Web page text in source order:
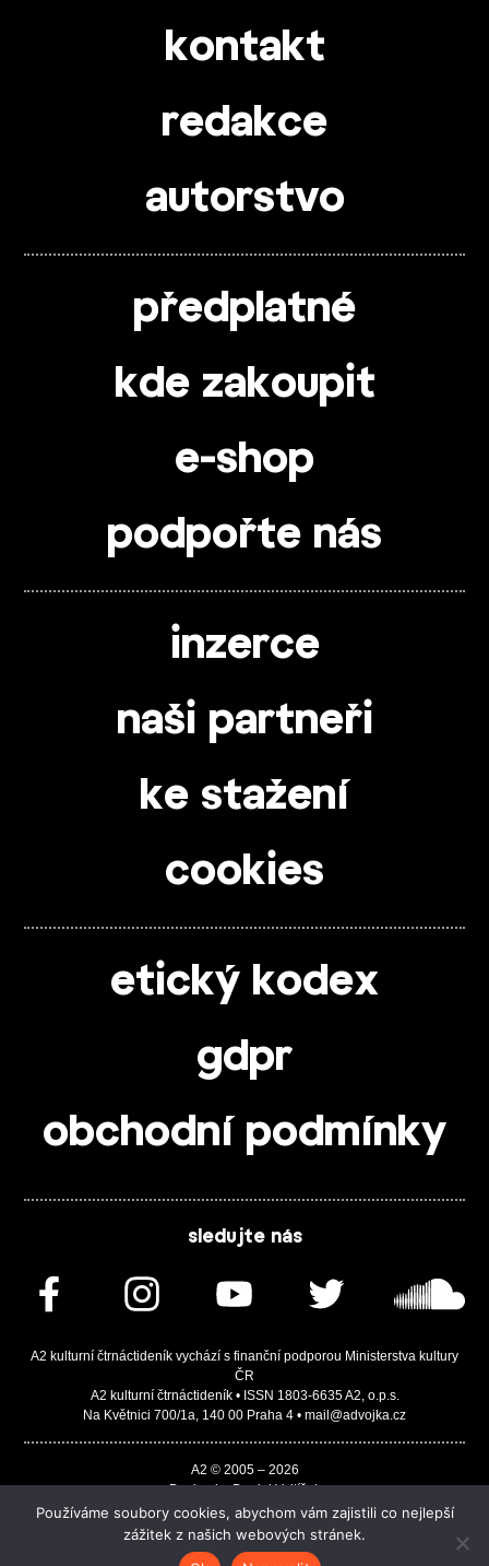
kontakt
redakce
autorstvo
předplatné
kde zakoupit
e-shop
podpořte nás
inzerce
naši partneři
ke stažení
cookies
etický kodex
gdpr
obchodní podmínky
sledujte nás
A2 kulturní čtrnáctideník vychází s finanční podporou Ministerstva kultury
ČR
A2 kulturní čtrnáctideník • ISSN 1803-6635 A2, o.p.s.
Na Květnici 700/1a, 140 00 Praha 4 • mail@advojka.cz
A2 © 2005 – 2026
Design by Daniel Vojtíšek
Built by JASA-IT & ChSoft
Používáme soubory cookies, abychom vám zajistili co nejlepší
zážitek z našich webových stránek.